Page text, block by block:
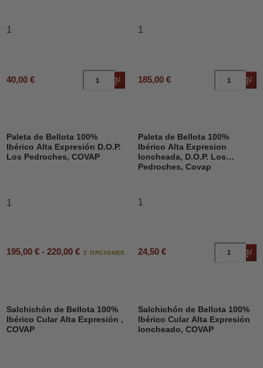
1
40,00 € Añadir al carrito
1
185,00 €
Paleta de Bellota 100%
Ibérico Alta Expresión D.O.P.
Los Pedroches, COVAP
1
195,00 € - 220,00 € 2 OPCIONES
Paleta de Bellota 100%
Ibérico Alta Expresion
loncheada, D.O.P. Los
Pedroches, Covap
1
24,50 €
Salchichón de Bellota 100%
Ibérico Cular Alta Expresión ,
COVAP
Salchichón de Bellota 100%
Ibérico Cular Alta Expresión
loncheado, COVAP